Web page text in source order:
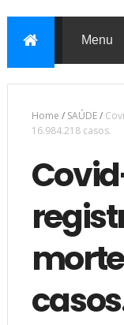
Home / SAÚDE/
16.984.218 casos.